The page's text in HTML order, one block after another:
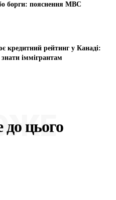
борги: пояснення МВС
кредитний рейтинг у Канаді:
іммігрантам
до цього